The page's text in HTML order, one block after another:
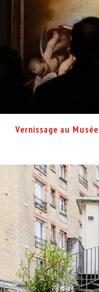
Vernissage au